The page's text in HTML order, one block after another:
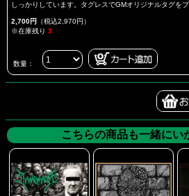
しっかりしています。タグレスでGMオリジナルタグをプ
2,700円 （税込2,970円）
※在庫残り 3
数量：
こちらの商品も一緒にい